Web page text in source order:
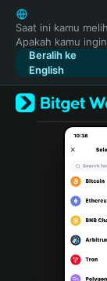
English
日本語
Tiếng Việt
Русский
Español
Türkçe
Italiano
Português
Bahasa Indonesia
Saat ini kamu
Apakah kamu
Beralih ke
English